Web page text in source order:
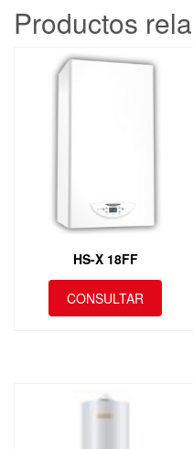
Productos
HS-X 18FF
CONSULTAR